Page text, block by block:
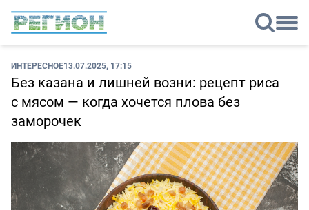
ИНТЕРЕСНОЕ13.07.2025, 17:15
Без казана и лишней возни: рецепт риса
с мясом — когда хочется плова без
заморочек